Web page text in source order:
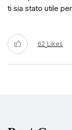
ti sia stato utile
62 Likes